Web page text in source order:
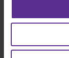
setările dvs. de
privind